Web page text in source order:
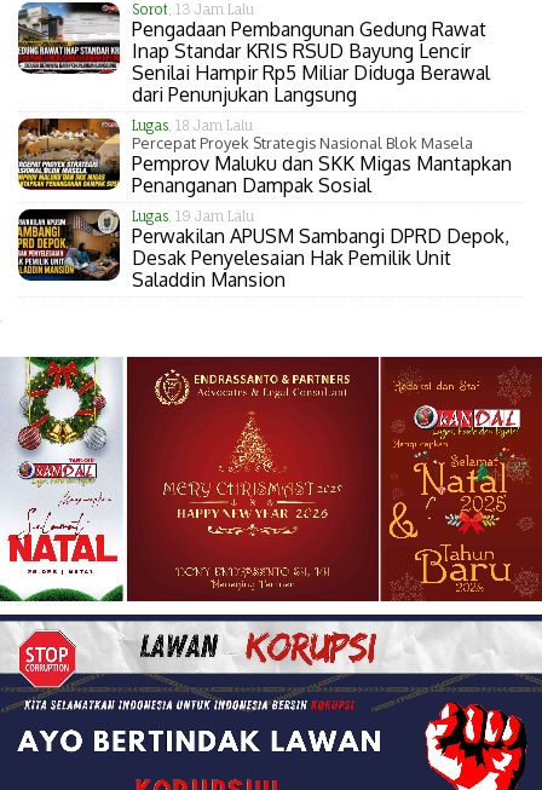
Sorot, 13 Jam Lalu
Pengadaan Pembangunan Gedung Rawat
Inap Standar KRIS RSUD Bayung Lencir
Senilai Hampir Rp5 Miliar Diduga Berawal
dari Penunjukan Langsung
Lugas, 18 Jam Lalu
Percepat Proyek Strategis Nasional Blok Masela
Pemprov Maluku dan SKK Migas Mantapkan
Penanganan Dampak Sosial
Lugas, 19 Jam Lalu
Perwakilan APUSM Sambangi DPRD Depok,
Desak Penyelesaian Hak Pemilik Unit
Saladdin Mansion